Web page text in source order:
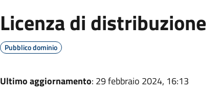
Licenza di distribuzione
Pubblico dominio
Ultimo aggiornamento: 29 febbraio 2024, 16:13